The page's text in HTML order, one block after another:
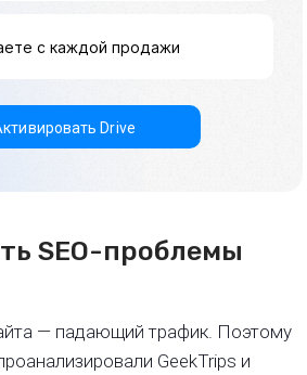
с каждой продажи
Drive
SEO-проблемы
— падающий трафик. Поэтому
GeekTrips и